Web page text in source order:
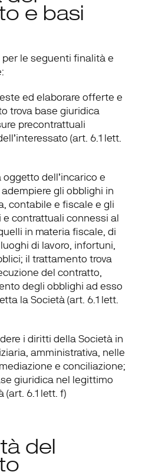
e basi
per le seguenti finalità e
ed elaborare offerte e
trova base giuridica
precontrattuali
(art. 6.1 lett.
oggetto dell’incarico e
gli obblighi in
contabile e fiscale e gli
contrattuali connessi al
in materia fiscale, di
di lavoro, infortuni,
il trattamento trova
del contratto,
degli obblighi ad esso
la Società (art. 6.1 lett.
i diritti della Società in
amministrativa, nelle
e conciliazione;
giuridica nel legittimo
(art. 6.1 lett. f)
del